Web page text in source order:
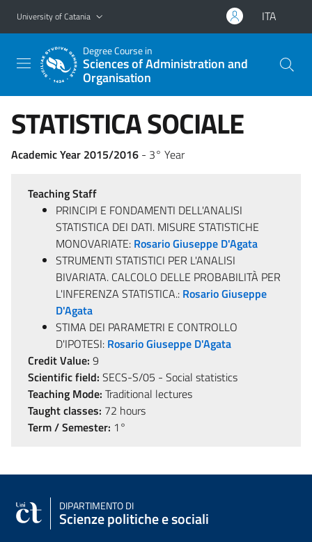
Go to main content
Go to navigation menu
University of Catania ITA
Degree Course in
Sciences of Administration and
Organisation
STATISTICA SOCIALE
Academic Year 2015/2016 - 3° Year
Teaching Staff
PRINCIPI E FONDAMENTI DELL'ANALISI
STATISTICA DEI DATI. MISURE STATISTICHE
MONOVARIATE: Rosario Giuseppe D'Agata
STRUMENTI STATISTICI PER L'ANALISI
BIVARIATA. CALCOLO DELLE PROBABILITÀ PER
L'INFERENZA STATISTICA.: Rosario Giuseppe
D'Agata
STIMA DEI PARAMETRI E CONTROLLO
D'IPOTESI: Rosario Giuseppe D'Agata
Credit Value: 9
Scientific field: SECS-S/05 - Social statistics
Teaching Mode: Traditional lectures
Taught classes: 72 hours
Term / Semester: 1°
DIPARTIMENTO DI
Scienze politiche e sociali